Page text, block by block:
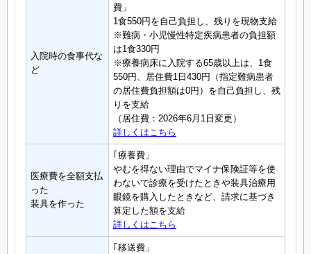
入院時の食事代な
ど
費」
1食550円を自己負担し、残りを現物支給
※難病・小児慢性特定疾病患者の負担額
は1食330円
※療養病床に入院する65歳以上は、1食
550円、居住費1日430円（指定難病患者
の居住費負担額は0円）を自己負担し、残
りを支給
（居住費：2026年6月1日変更）
詳しくはこちら
医療費を全額支払
った
装具を作った
｢療養費」
やむを得ない理由でマイナ保険証等を使
わないで診療を受けたときや装具治療用
眼鏡を購入したときなど、請求に基づき
算定した額を支給
詳しくはこちら
｢移送費」